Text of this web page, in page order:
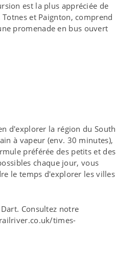
est la plus appréciée de
et Paignton, comprend
promenade en bus ouvert
d'explorer la région du South
à vapeur (env. 30 minutes),
préférée des petits et des
chaque jour, vous
le temps d'explorer les villes
Consultez notre
times-